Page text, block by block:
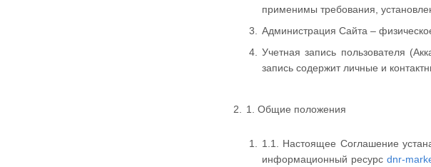
применимы требования,
Администрация Сайта –
Учетная запись пользователя
запись содержит личные и
1. Общие положения
1.1. Настоящее Соглашение
информационный ресурс dnr-